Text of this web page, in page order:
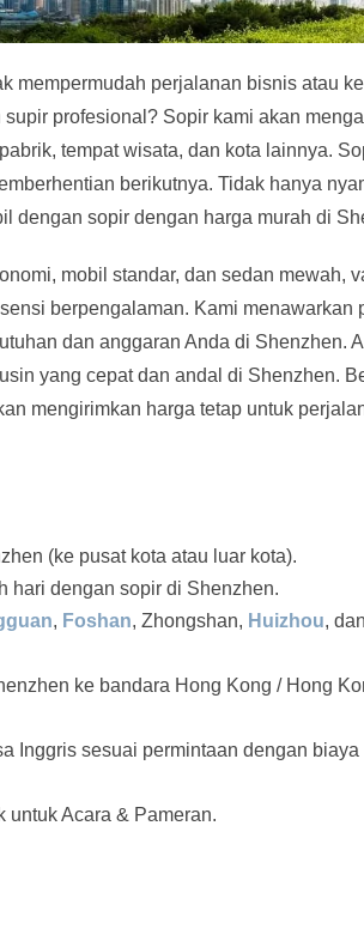
mempermudah perjalanan bisnis atau
profesional? Sopir kami akan
tempat wisata, dan kota lainnya.
berikutnya. Tidak hanya
dengan sopir dengan harga murah di
mobil standar, dan sedan mewah,
berpengalaman. Kami menawarkan
dan anggaran Anda di Shenzhen.
yang cepat dan andal di Shenzhen.
mengirimkan harga tetap untuk
(ke pusat kota atau luar kota).
hari dengan sopir di Shenzhen.
, Foshan, Zhongshan, Huizhou, dan
ke bandara Hong Kong / Hong
Inggris sesuai permintaan dengan biaya
untuk Acara & Pameran.